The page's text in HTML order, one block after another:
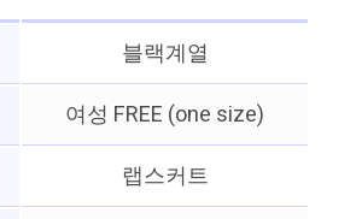
블랙계열
여성 FREE (one size)
랩스커트